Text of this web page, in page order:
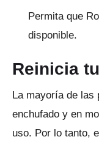
Permita que
disponible.
Reinicia
La mayoría de las
enchufado y en
uso. Por lo tanto,